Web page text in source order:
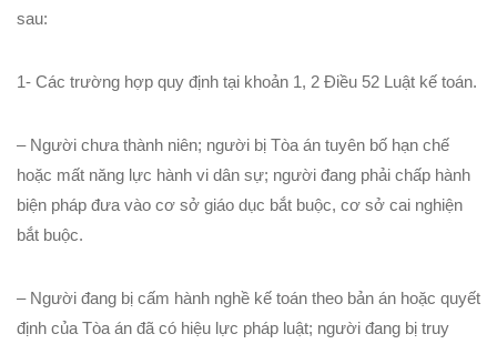
sau:
1- Các trường hợp quy định tại khoản 1, 2 Điều 52 Luật kế toán.
– Người chưa thành niên; người bị Tòa án tuyên bố hạn chế
hoặc mất năng lực hành vi dân sự; người đang phải chấp hành
biện pháp đưa vào cơ sở giáo dục bắt buộc, cơ sở cai nghiện
bắt buộc.
– Người đang bị cấm hành nghề kế toán theo bản án hoặc quyết
định của Tòa án đã có hiệu lực pháp luật; người đang bị truy